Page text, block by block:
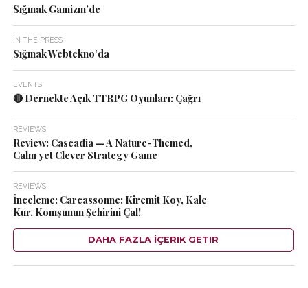
Sığınak Gamizm’de
IN THE PRESS
Sığınak Webtekno’da
EVENTS
🔴 Dernekte Açık TTRPG Oyunları: Çağrı
REVIEWS
Review: Cascadia — A Nature-Themed,
Calm yet Clever Strategy Game
REVIEWS
İnceleme: Carcassonne: Kiremit Koy, Kale
Kur, Komşunun Şehirini Çal!
DAHA FAZLA İÇERIK GETIR